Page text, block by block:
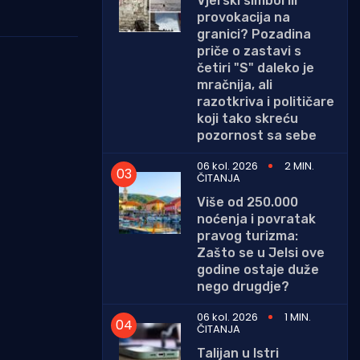
provokacija na
granici? Pozadina
priče o zastavi s
četiri "S" daleko je
mračnija, ali
razotkriva i političare
koji tako skreću
pozornost sa sebe
06 kol. 2026
2 MIN.
ČITANJA
Više od 250.000
noćenja i povratak
pravog turizma:
Zašto se u Jelsi ove
godine ostaje duže
nego drugdje?
06 kol. 2026
1 MIN.
ČITANJA
Talijan u Istri